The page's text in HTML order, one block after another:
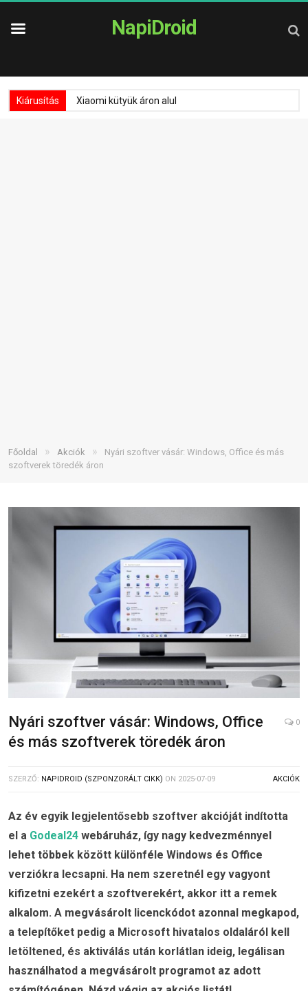
NapiDroid
Kiárusítás Xiaomi kütyük áron alul
Főoldal » Akciók »
Nyári szoftver vásár: Windows, Office és más
szoftverek töredék áron
Nyári szoftver vásár: Windows, Office
és más szoftverek töredék áron
0
SZERZŐ: NAPIDROID (SZPONZORÁLT CIKK) ON 2025-07-09 AKCIÓK
Az év egyik legjelentősebb szoftver akcióját indította
el a Godeal24 webáruház, így nagy kedvezménnyel
lehet többek között különféle Windows és Office
verziókra lecsapni. Ha nem szeretnél egy vagyont
kifizetni ezekért a szoftverekért, akkor itt a remek
alkalom. A megvásárolt licenckódot azonnal megkapod,
a telepítőket pedig a Microsoft hivatalos oldaláról kell
letöltened, és aktiválás után korlátlan ideig, legálisan
használhatod a megvásárolt programot az adott